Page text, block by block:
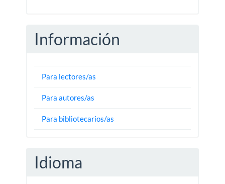
Información
Para lectores/as
Para autores/as
Para bibliotecarios/as
Idioma